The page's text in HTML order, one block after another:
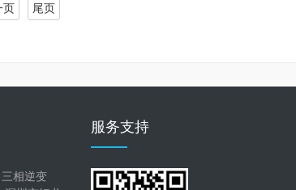
页 尾页
相逆变
服务支持